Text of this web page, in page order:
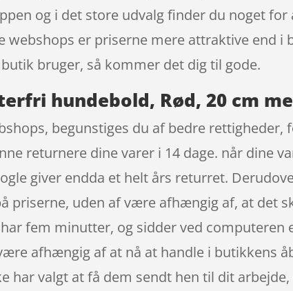
og i det store udvalg finder du noget for
webshops er priserne mere attraktive end i
bruger, så kommer det dig til gode.
hundebold, Rød, 20 cm
begunstiges du af bedre rettigheder,
returnere dine varer i 14 dage. når dine
giver endda et helt års returret.
priserne, uden af være afhængig af, at det
fem minutter, og sidder ved computeren
afhængig af at nå at handle i butikkens
har valgt at få dem sendt hen til dit